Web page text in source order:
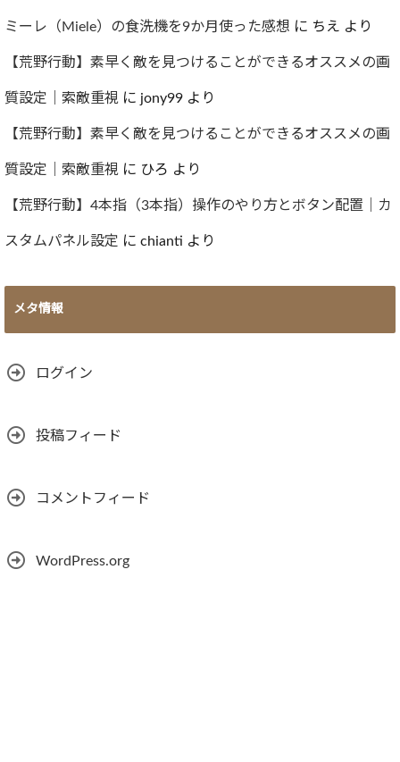
ミーレ（Miele）の食洗機を9か月使った感想 に ちえ より
【荒野行動】素早く敵を見つけることができるオススメの画
質設定｜索敵重視 に jony99 より
【荒野行動】素早く敵を見つけることができるオススメの画
質設定｜索敵重視 に ひろ より
【荒野行動】4本指（3本指）操作のやり方とボタン配置｜カ
スタムパネル設定 に chianti より
メタ情報
ログイン
投稿フィード
コメントフィード
WordPress.org